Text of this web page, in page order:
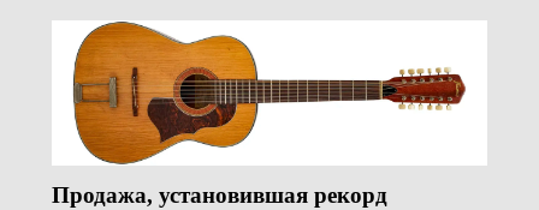
Продажа, установившая рекорд